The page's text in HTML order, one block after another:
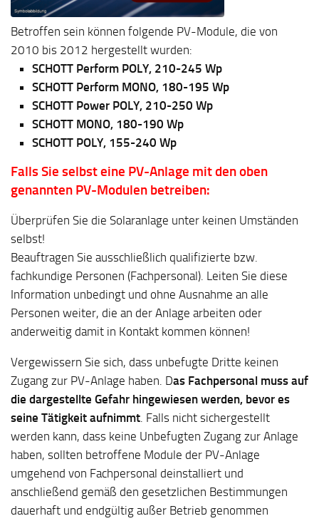
Betroffen sein können folgende PV-Module, die von
2010 bis 2012 hergestellt wurden:
SCHOTT Perform POLY, 210-245 Wp
SCHOTT Perform MONO, 180-195 Wp
SCHOTT Power POLY, 210-250 Wp
SCHOTT MONO, 180-190 Wp
SCHOTT POLY, 155-240 Wp
Falls Sie selbst eine PV-Anlage mit den oben
genannten PV-Modulen betreiben:
Überprüfen Sie die Solaranlage unter keinen Umständen
selbst!
Beauftragen Sie ausschließlich qualifizierte bzw.
fachkundige Personen (Fachpersonal). Leiten Sie diese
Information unbedingt und ohne Ausnahme an alle
Personen weiter, die an der Anlage arbeiten oder
anderweitig damit in Kontakt kommen können!
Vergewissern Sie sich, dass unbefugte Dritte keinen
Zugang zur PV-Anlage haben. Das Fachpersonal muss auf
die dargestellte Gefahr hingewiesen werden, bevor es
seine Tätigkeit aufnimmt. Falls nicht sichergestellt
werden kann, dass keine Unbefugten Zugang zur Anlage
haben, sollten betroffene Module der PV-Anlage
umgehend von Fachpersonal deinstalliert und
anschließend gemäß den gesetzlichen Bestimmungen
dauerhaft und endgültig außer Betrieb genommen